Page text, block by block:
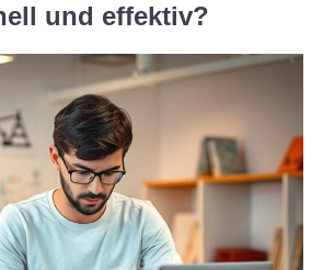
und effektiv?